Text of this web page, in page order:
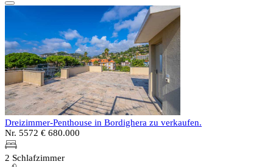
Dreizimmer-Penthouse in Bordighera zu verkaufen.
Nr. 5572 € 680.000
2 Schlafzimmer